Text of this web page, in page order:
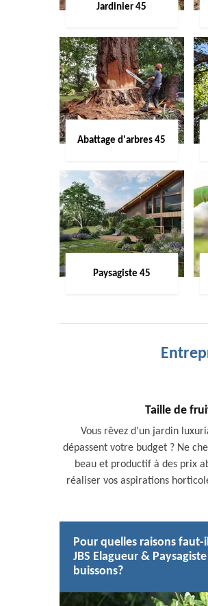
Jardinier 45
Abattage d'arbres 45
Paysagiste 45
Taille de
Vous rêvez d'un jardin
dépassent votre budget ? Ne
beau et productif à des prix
réaliser vos aspirations
Pour quelles raisons
JBS Elagueur &
buissons?